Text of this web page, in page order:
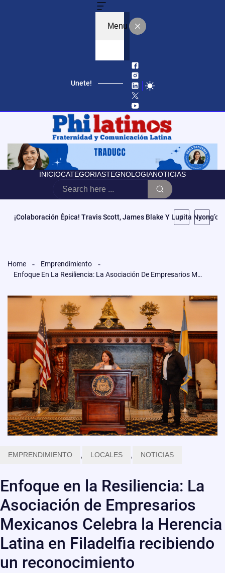
Menu
Unete!
INICIOCATEGORIASTEGNOLOGIANOTICIAS
¡Colaboración Épica! Travis Scott, James Blake Y Lupita Nyong’o
Home
Emprendimiento
Enfoque En La Resiliencia: La Asociación De Empresarios Mexicanos Celebra La Herencia Latina En Filadelfia Recibiendo Un Reconocimiento
EMPRENDIMIENTO , LOCALES , NOTICIAS
Enfoque en la Resiliencia: La
Asociación de Empresarios
Mexicanos Celebra la Herencia
Latina en Filadelfia recibiendo
un reconocimiento